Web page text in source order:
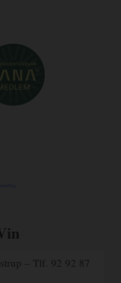
– Tlf. 92 92 87